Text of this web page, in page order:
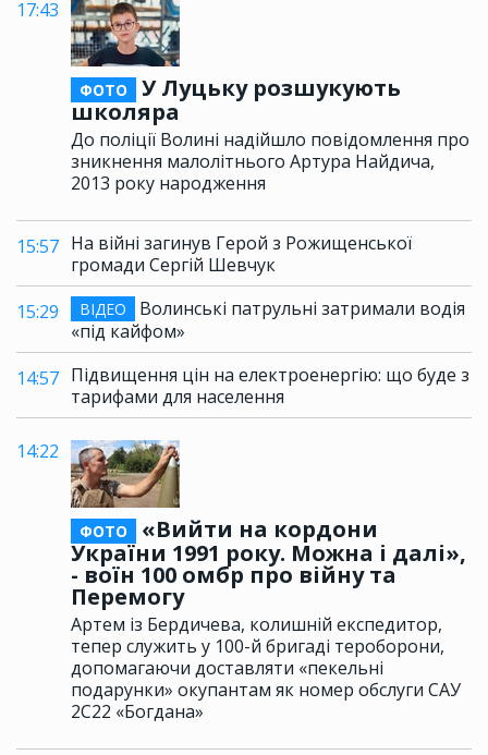
17:43
ФОТО
У Луцьку розшукують
школяра
До поліції Волині надійшло повідомлення про
зникнення малолітнього Артура Найдича,
2013 року народження
15:57 На війні загинув Герой з Рожищенської
громади Сергій Шевчук
15:29
ВІДЕО
Волинські патрульні затримали водія
«під кайфом»
14:57 Підвищення цін на електроенергію: що буде з
тарифами для населення
14:22
ФОТО
«Вийти на кордони
України 1991 року. Можна і далі»,
- воїн 100 омбр про війну та
Перемогу
Артем із Бердичева, колишній експедитор,
тепер служить у 100-й бригаді тероборони,
допомагаючи доставляти «пекельні
подарунки» окупантам як номер обслуги САУ
2С22 «Богдана»